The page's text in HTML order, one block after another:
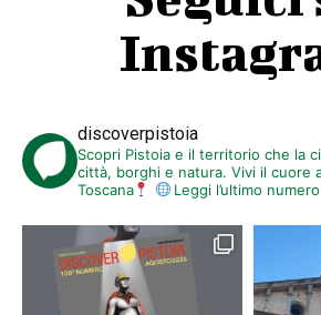
discoverpistoia
Scopri Pistoia e il territorio che la
città, borghi e natura. Vivi il cuore
Toscana
Leggi l’ultimo numero